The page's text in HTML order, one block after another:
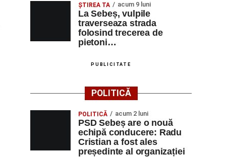
ŞTIREA TA acum 9 luni
La Sebeș, vulpile
traverseaza strada
folosind trecerea de
pietoni…
PUBLICITATE
POLITICĂ
POLITICĂ acum 2 luni
PSD Sebeș are o nouă
echipă conducere: Radu
Cristian a fost ales
președinte al organizației